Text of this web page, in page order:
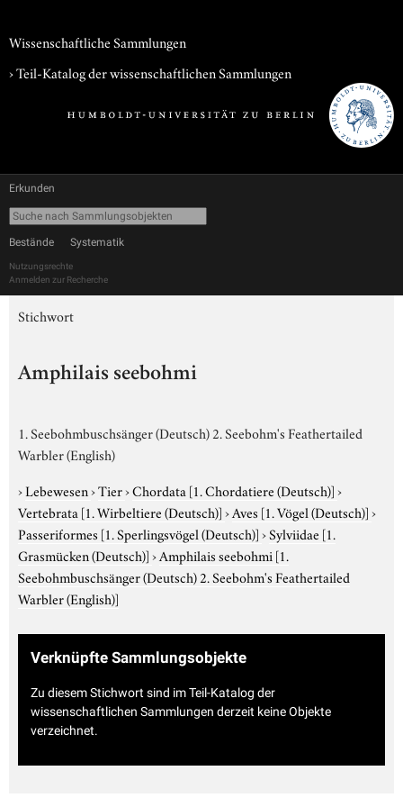
Wissenschaftliche Sammlungen
› Teil-Katalog der wissenschaftlichen Sammlungen
Erkunden
Bestände Systematik
Nutzungsrechte
Anmelden zur Recherche
Stichwort
Amphilais seebohmi
1. Seebohmbuschsänger (Deutsch) 2. Seebohm's Feathertailed
Warbler (English)
›Lebewesen›Tier›Chordata [1. Chordatiere (Deutsch)]›
Vertebrata [1. Wirbeltiere (Deutsch)]›Aves [1. Vögel (Deutsch)]›
Passeriformes [1. Sperlingsvögel (Deutsch)]›Sylviidae [1.
Grasmücken (Deutsch)]›Amphilais seebohmi [1.
Seebohmbuschsänger (Deutsch) 2. Seebohm's Feathertailed
Warbler (English)]
Verknüpfte Sammlungsobjekte
Zu diesem Stichwort sind im Teil-Katalog der
wissenschaftlichen Sammlungen derzeit keine Objekte
verzeichnet.